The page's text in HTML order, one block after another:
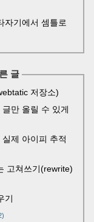
자기에서 셈틀로
글
저장소)
만 올릴 수 있게
제 아이피 추적
고쳐쓰기(rewrite)
기